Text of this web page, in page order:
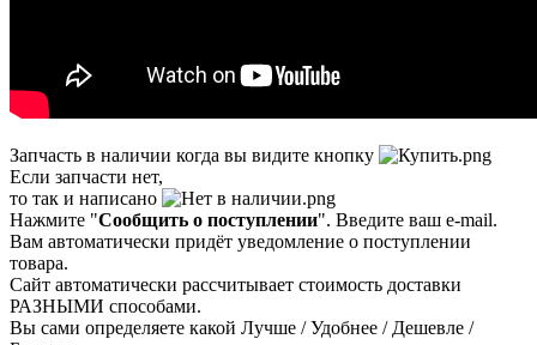
Запчасть в наличии когда вы видите кнопку
Если запчасти нет,
то так и написано
Нажмите "Сообщить о поступлении". Введите ваш e-mail.
Вам автоматически придёт уведомление о поступлении
товара.
Сайт автоматически рассчитывает стоимость доставки
РАЗНЫМИ способами.
Вы сами определяете какой Лучше / Удобнее / Дешевле /